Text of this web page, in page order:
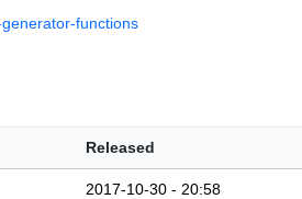
functions
Released
2017-10-30 - 20:58